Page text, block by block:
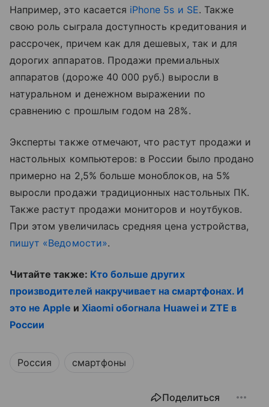
Например, это касается iPhone 5s и SE. Также
свою роль сыграла доступность кредитования и
рассрочек, причем как для дешевых, так и для
дорогих аппаратов. Продажи премиальных
аппаратов (дороже 40 000 руб.) выросли в
натуральном и денежном выражении по
сравнению с прошлым годом на 28%.
Эксперты также отмечают, что растут продажи и
настольных компьютеров: в России было продано
примерно на 2,5% больше моноблоков, на 5%
выросли продажи традиционных настольных ПК.
Также растут продажи мониторов и ноутбуков.
При этом увеличилась средняя цена устройства,
пишут «Ведомости».
Читайте также: Кто больше других
производителей накручивает на смартфонах. И
это не Apple и Xiaomi обогнала Huawei и ZTE в
России
Россия смартфоны
Поделиться